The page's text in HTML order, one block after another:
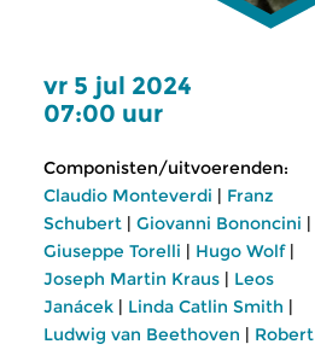
vr 5 jul 2024
07:00 uur
Componisten/uitvoerenden:
Claudio Monteverdi | Franz
Schubert | Giovanni Bononcini |
Giuseppe Torelli | Hugo Wolf|
Joseph Martin Kraus | Leos
Janácek | Linda Catlin Smith |
Ludwig van Beethoven | Robert